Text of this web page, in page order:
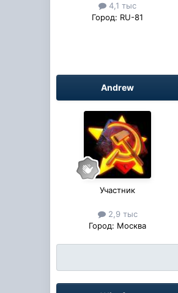
4,1 тыс
Город: RU-81
Andrew
Участник
2,9 тыс
Город: Москва